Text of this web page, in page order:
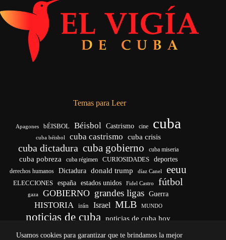
Usamos cookies para garantizar que te brindamos la mejor
Temas para Leer
Apagones bÉISBOL Béisbol Castrismo cine cuba
cuba béisbol cuba castrismo cuba crisis
cuba dictadura cuba gobierno cuba miseria
cuba pobreza cuba régimen CURIOSIDADES deportes
derechos humanos Dictadura donald trump díaz Canel eeuu
ELECCIONES españa estados unidos Fidel Castro fútbol
gaza GOBIERNO grandes ligas Guerra
HISTORIA irán Israel MLB MUNDO
noticias de cuba
noticias de cuba hoy
vida yankees